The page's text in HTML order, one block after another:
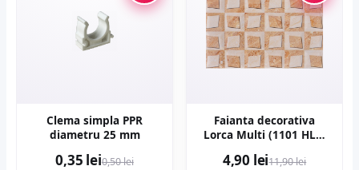
Clema simpla PPR
diametru 25 mm
0,35 lei0,50 lei
Faianta decorativa
Lorca Multi (1101 HL1)
4,90 lei11,90 lei